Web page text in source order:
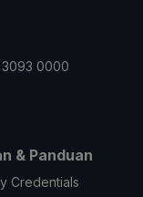
3093 0000
& Panduan
Credentials